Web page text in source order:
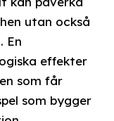
utan också
En
effekter
som får
som bygger